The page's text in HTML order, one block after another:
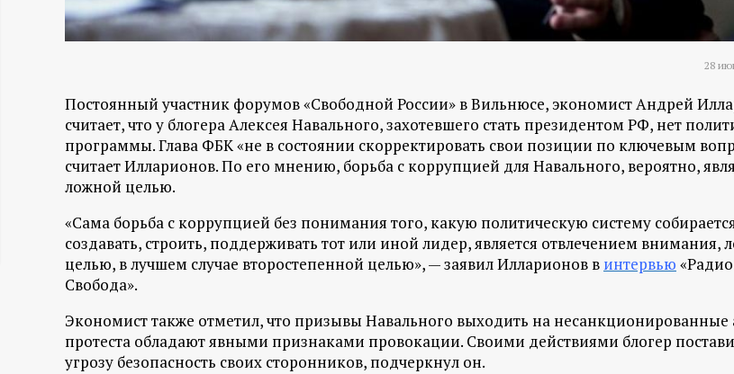
р
м
а
ц
и
о
н
28
Постоянный участник форумов «Свободной России» в Вильнюсе, экономист Андрей
считает, что у блогера Алексея Навального, захотевшего стать президентом РФ, нет
программы. Глава ФБК «не в состоянии скорректировать свои позиции по ключевым
считает Илларионов. По его мнению, борьба с коррупцией для Навального, вероятно,
ложной целью.
«Сама борьба с коррупцией без понимания того, какую политическую систему
создавать, строить, поддерживать тот или иной лидер, является отвлечением внимания,
целью, в лучшем случае второстепенной целью», — заявил Илларионов в интервью «Радио
Свобода».
Экономист также отметил, что призывы Навального выходить на несанкционированные
протеста обладают явными признаками провокации. Своими действиями блогер
угрозу безопасность своих сторонников, подчеркнул он.